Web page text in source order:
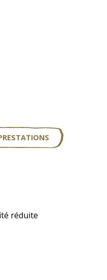
réduite